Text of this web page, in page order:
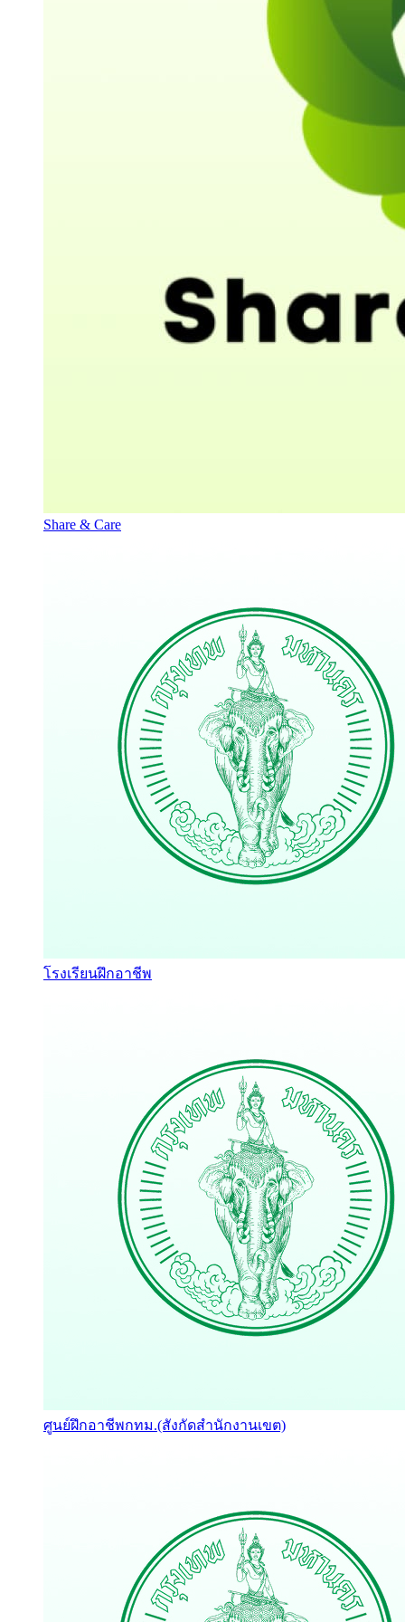
Share & Care
โรงเรียนฝึกอาชีพ
ศูนย์ฝึกอาชีพกทม.(สังกัดสำนักงานเขต)